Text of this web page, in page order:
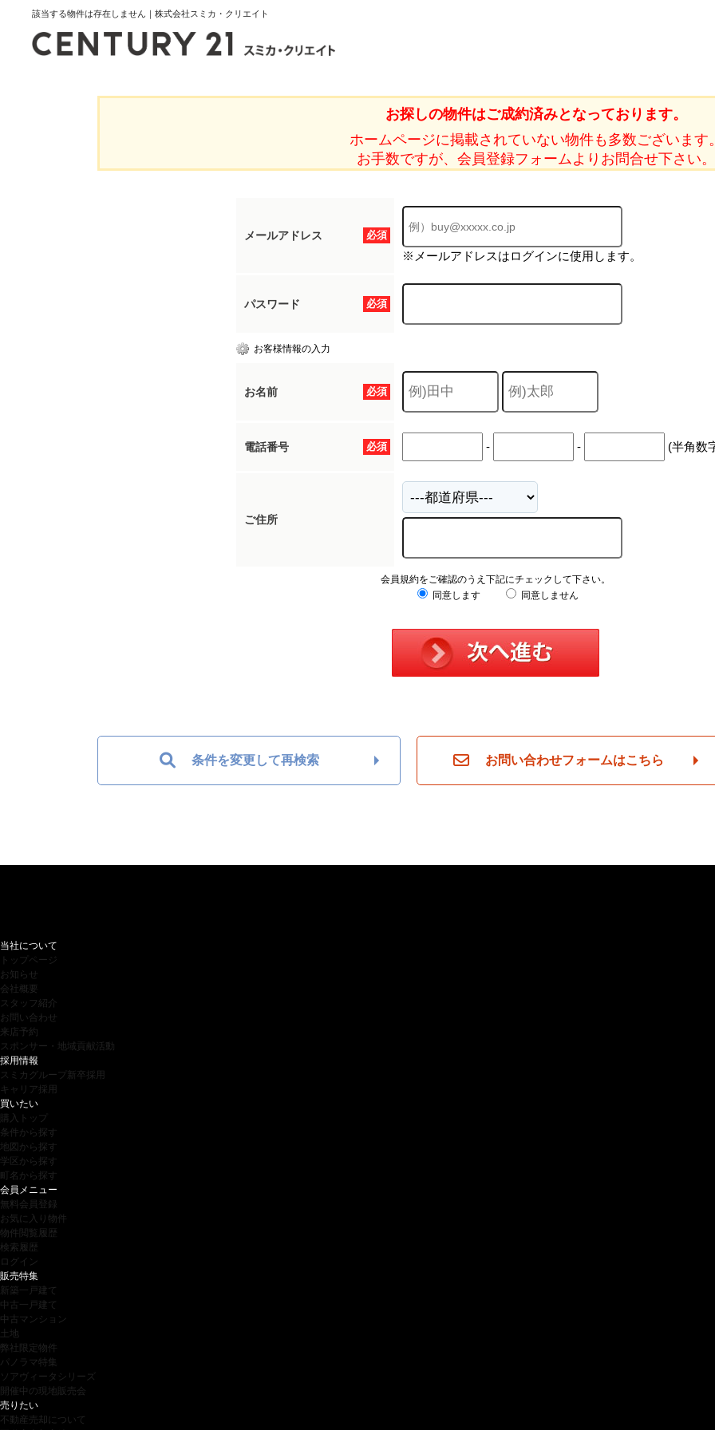
該当する物件は存在しません｜株式会社スミカ・クリエイト
ホーム
お知らせ
会社概要
お探しの物件はご成約済みとなっております。
ホームページに掲載されていない物件も多数ございます。
お手数ですが、会員登録フォームよりお問合せ下さい。
必須
メールアドレス
※メールアドレスはログインに使用します。
必須
パスワード
お客様情報の入力
必須
お名前
必須
電話番号 - - (半角数
ご住所
会員規約をご確認のうえ下記にチェックして下さい。
同意します
同意しません
条件を変更して再検索 お問い合わせフォームはこちら
当社について
トップページ
お知らせ
会社概要
スタッフ紹介
お問い合わせ
来店予約
スポンサー・地域貢献活動
採用情報
スミカグループ新卒採用
キャリア採用
買いたい
購入トップ
条件から探す
地図から探す
学区から探す
町名から探す
会員メニュー
無料会員登録
お気に入り物件
物件閲覧履歴
検索履歴
ログイン
販売特集
新築一戸建て
中古一戸建て
中古マンション
土地
弊社限定物件
パノラマ特集
ソアヴィータシリーズ
開催中の現地販売会
売りたい
不動産売却について